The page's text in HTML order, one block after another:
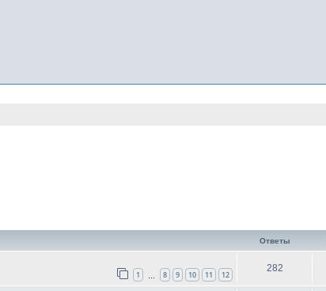
Ответы
1 8 9 10 11 12
282